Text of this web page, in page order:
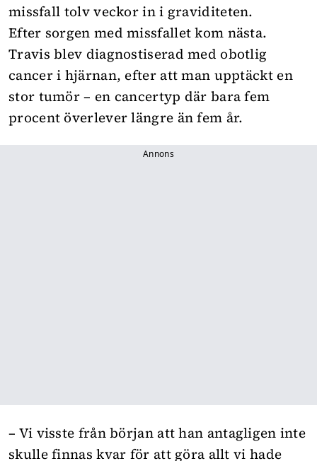
missfall tolv veckor in i graviditeten.
Efter sorgen med missfallet kom nästa.
Travis blev diagnostiserad med obotlig
cancer i hjärnan, efter att man upptäckt en
stor tumör – en cancertyp där bara fem
procent överlever längre än fem år.
Annons
– Vi visste från början att han antagligen inte
skulle finnas kvar för att göra allt vi hade